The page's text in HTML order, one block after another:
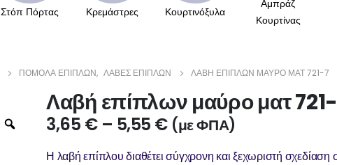
Στόπ Πόρτας Κρεμάστρες Κουρτινόξυλα
Αμπράζ
Κουρτίνας
ΠΌΜΟΛΑ ΕΠΊΠΛΩΝ, ΛΑΒΈΣ ΕΠΊΠΛΩΝ ΛΑΒΉ ΕΠΊΠΛΩΝ ΜΑΎΡΟ ΜΑΤ 721-7
Λαβή επίπλων μαύρο ματ
3,65 € – 5,55 € (με ΦΠΑ)
Η λαβή επίπλου διαθέτει σύγχρονη και ξεχωριστή σχεδίαση